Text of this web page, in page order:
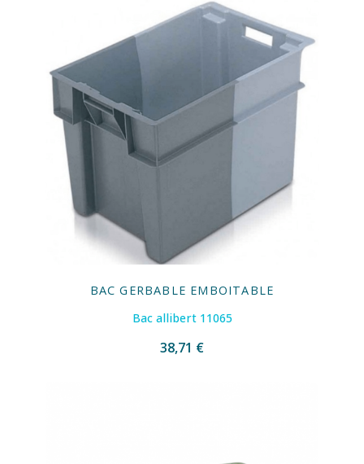
BAC GERBABLE EMBOITABLE
Bac allibert 11065
38,71 €